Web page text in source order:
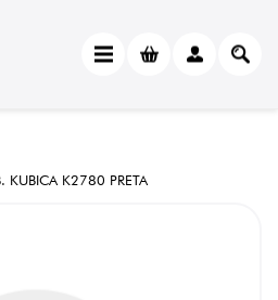
KUBICA K2780 PRETA